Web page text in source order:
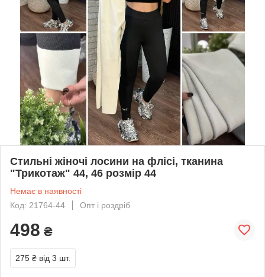
Стильні жіночі лосини на флісі, тканина
"Трикотаж" 44, 46 розмір 44
Немає в наявності
Код: 21764-44
Опт і роздріб
498 ₴
275 ₴ від 3 шт.